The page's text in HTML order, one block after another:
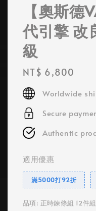
【奧斯德
代引擎 改
級
Regular
price
NT$ 6,800
Worldwide
Secure
Authentic
適用優惠
滿5000打92折
品項: 正時鍊條組 12件